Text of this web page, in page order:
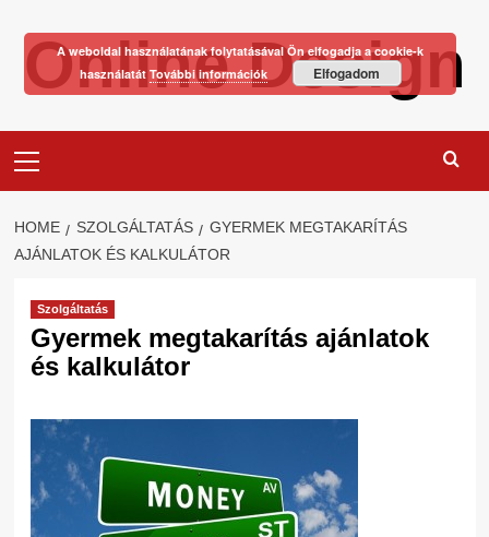
contentOnline Design
Menu
HOME SZOLGÁLTATÁS
GYERMEK MEGTAKARÍTÁS
AJÁNLATOK ÉS KALKULÁTOR
Szolgáltatás
Gyermek megtakarítás ajánlatok
és kalkulátor
A weboldal használatának folytatásával Ön elfogadja a cookie-k
használatát További információk Elfogadom